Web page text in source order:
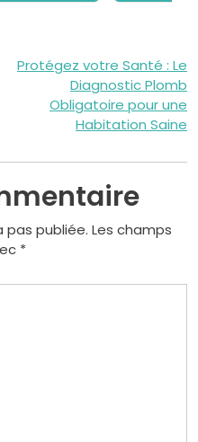
Protégez votre Santé : Le
Diagnostic Plomb
Obligatoire pour une
Habitation Saine
pas publiée. Les champs
*